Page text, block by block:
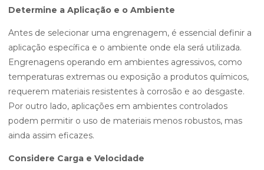
Determine a Aplicação e o Ambiente
Antes de selecionar uma engrenagem, é essencial definir a
aplicação específica e o ambiente onde ela será utilizada.
Engrenagens operando em ambientes agressivos, como
temperaturas extremas ou exposição a produtos químicos,
requerem materiais resistentes à corrosão e ao desgaste.
Por outro lado, aplicações em ambientes controlados
podem permitir o uso de materiais menos robustos, mas
ainda assim eficazes.
Considere Carga e Velocidade